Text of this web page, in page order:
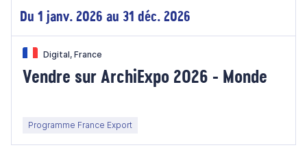
Du 1 janv. 2026 au 31 déc. 2026
Digital, France
Vendre sur ArchiExpo 2026 - Monde
Programme France Export